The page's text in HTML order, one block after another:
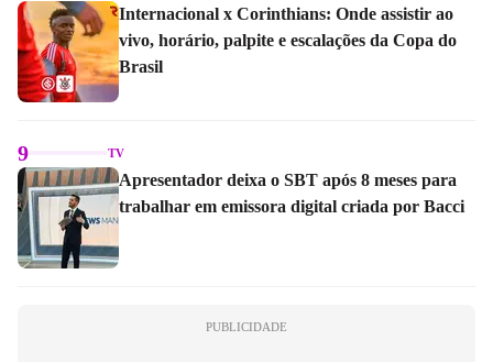
Internacional x Corinthians: Onde assistir ao
vivo, horário, palpite e escalações da Copa do
Brasil
9 TV
Apresentador deixa o SBT após 8 meses para
trabalhar em emissora digital criada por Bacci
PUBLICIDADE